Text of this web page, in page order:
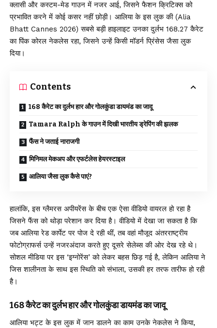
क्लासी और कस्टम-मेड गाउन में नजर आई, जिसने फैशन क्रिटिक्स को
प्रभावित करने में कोई कसर नहीं छोड़ी। आलिया के इस लुक की (Alia
Bhatt Cannes 2026) सबसे बड़ी हाइलाइट उनका दुर्लभ 168.27 कैरेट
का पिंक कोरल नेकलेस रहा, जिसने उन्हें किसी मॉडर्न प्रिंसेस जैसा लुक
दिया।
Contents
168 कैरेट का दुर्लभ हार और गोलकुंडा डायमंड का जादू
Tamara Ralph के गाउन में दिखी भारतीय ड्रेपिंग की झलक
फैंस ने जताई नाराजगी
मिनिमल मेकअप और एफर्टलेस हेयरस्टाइल
आलिया जैसा लुक कैसे पाएं?
हालांकि, इस ग्लैमरस अपीयरेंस के बीच एक ऐसा वीडियो वायरल हो रहा है
जिसने फैंस को थोड़ा परेशान कर दिया है। वीडियो में देखा जा सकता है कि
जब आलिया रेड कार्पेट पर पोज दे रही थीं, तब वहां मौजूद अंतरराष्ट्रीय
फोटोग्राफर्स उन्हें नजरअंदाज करते हुए दूसरे सेलेब्स की ओर देख रहे थे।
सोशल मीडिया पर इस ‘इग्नोरेंस’ को लेकर बहस छिड़ गई है, लेकिन आलिया ने
जिस शालीनता के साथ इस स्थिति को संभाला, उसकी हर तरफ तारीफ हो रही
है।
168 कैरेट का दुर्लभ हार और गोलकुंडा डायमंड का जादू
आलिया भट्ट के इस लुक में जान डालने का काम उनके नेकलेस ने किया,